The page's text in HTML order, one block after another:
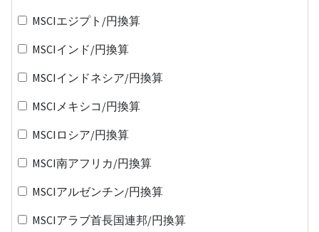
MSCIエジプト/円換算
MSCIインド/円換算
MSCIインドネシア/円換算
MSCIメキシコ/円換算
MSCIロシア/円換算
MSCI南アフリカ/円換算
MSCIアルゼンチン/円換算
MSCIアラブ首長国連邦/円換算